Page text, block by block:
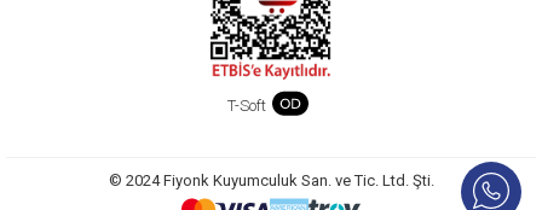
T-Soft
© 2024 Fiyonk Kuyumculuk San. ve Tic. Ltd. Şti.